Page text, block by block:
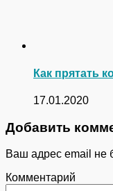
Как прятать
17.01.2020
Добавить
Ваш адрес email не
Комментарий